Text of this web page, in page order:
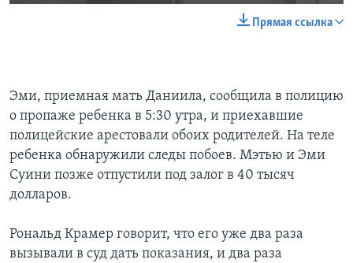
Прямая ссылка
Эми, приемная мать Даниила, сообщила в полицию
о пропаже ребенка в 5:30 утра, и приехавшие
полицейские арестовали обоих родителей. На теле
ребенка обнаружили следы побоев. Мэтью и Эми
Суини позже отпустили под залог в 40 тысяч
долларов.
Рональд Крамер говорит, что его уже два раза
вызывали в суд дать показания, и два раза